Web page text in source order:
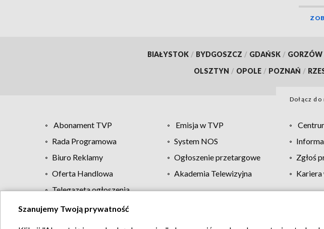
BIAŁYSTOK / BYDGOSZCZ / GDAŃSK / GORZÓW
OLSZTYN / OPOLE / POZNAŃ /
Dołącz do
Abonament TVP Emisja w TVP
Rada Programowa
System NOS
Biuro Reklamy
Ogłoszenie przetargowe Zgłoś
Oferta Handlowa
Akademia Telewizyjna Kariera
Telegazeta ogłoszenia
Regulamin TVP Polityka prywatności
Szanujemy Twoją prywatność